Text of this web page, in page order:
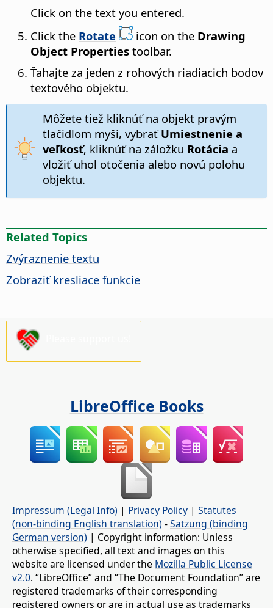
Click on the text you entered.
Click the Rotate icon on the Drawing
Object Properties toolbar.
Ťahajte za jeden z rohových riadiacich bodov
textového objektu.
Môžete tiež kliknúť na objekt pravým
tlačidlom myši, vybraťUmiestnenie a
veľkosť, kliknúť na záložku Rotácia a
vložiť uhol otočenia alebo novú polohu
objektu.
Related Topics
Zvýraznenie textu
Zobraziť kresliace funkcie
LibreOffice Books
Impressum (Legal Info) | Privacy Policy | Statutes
(non-binding English translation) -Satzung (binding
German version) | Copyright information: Unless
otherwise specified, all text and images on this
website are licensed under the Mozilla Public License
v2.0. “LibreOffice” and “The Document Foundation” are
registered trademarks of their corresponding
registered owners or are in actual use as trademarks